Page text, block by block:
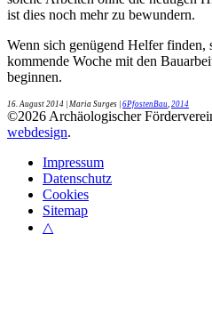
ist dies noch mehr zu bewundern.
Wenn sich genügend Helfer
kommende Woche mit den
beginnen.
16. August 2014 | Maria Surges | 6PfostenBau 2014
©2026 Archäologischer
webdesign.
Impressum
Datenschutz
Cookies
Sitemap
△